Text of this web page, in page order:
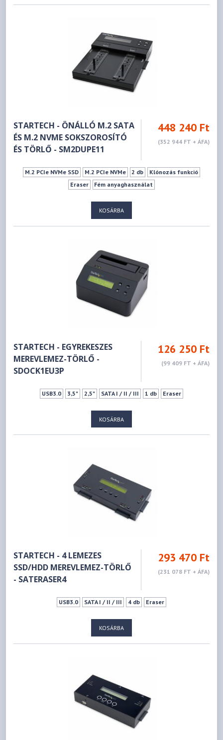
STARTECH - ÖNÁLLÓ M.2 SATA
ÉS M.2 NVME SOKSZOROSÍTÓ
ÉS TÖRLŐ - SM2DUPE11
448 240 Ft
(352 944 FT + ÁFA)
M.2 PCIe NVMe SSD M.2 PCIe NVMe 2 db
Klónozás funkció
Eraser
Fém anyaghasználat
KOSÁRBA
STARTECH - EGYREKESZES
MEREVLEMEZ-TÖRLŐ -
SDOCK1EU3P
126 250 Ft
(99 409 FT + ÁFA)
USB3.0 3,5" 2,5" SATA I / II / III 1 db Eraser
KOSÁRBA
STARTECH - 4 LEMEZES
SSD/HDD MEREVLEMEZ-TÖRLŐ
- SATERASER4
293 470 Ft
(231 078 FT + ÁFA)
USB3.0 SATA I / II / III 4 db Eraser
KOSÁRBA